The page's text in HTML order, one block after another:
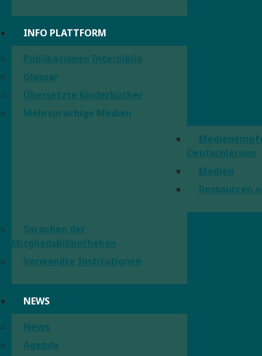
INFO PLATTFORM
Publikationen Interbiblio
Glossar
Übersetzte Kinderbücher
Mehrsprachige Medien
Deutschlernen
Medien
Ressourcen
Sprachen der
Mitgliedsbibliotheken
Verwandte Institutionen
NEWS
News
Agenda